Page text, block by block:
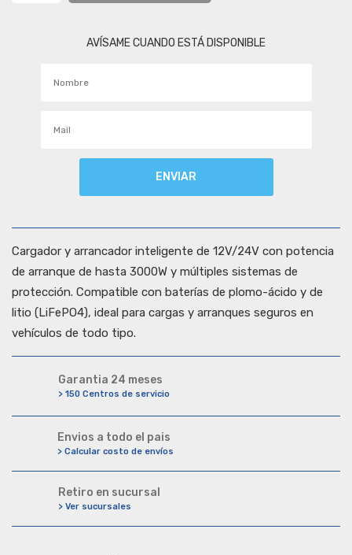
AVÍSAME CUANDO ESTÁ DISPONIBLE
Cargador y arrancador inteligente de 12V/24V con potencia
de arranque de hasta 3000W y múltiples sistemas de
protección. Compatible con baterías de plomo-ácido y de
litio (LiFePO4), ideal para cargas y arranques seguros en
vehículos de todo tipo.
Garantia 24 meses
> 150 Centros de servicio
Envios a todo el pais
> Calcular costo de envíos
Retiro en sucursal
> Ver sucursales